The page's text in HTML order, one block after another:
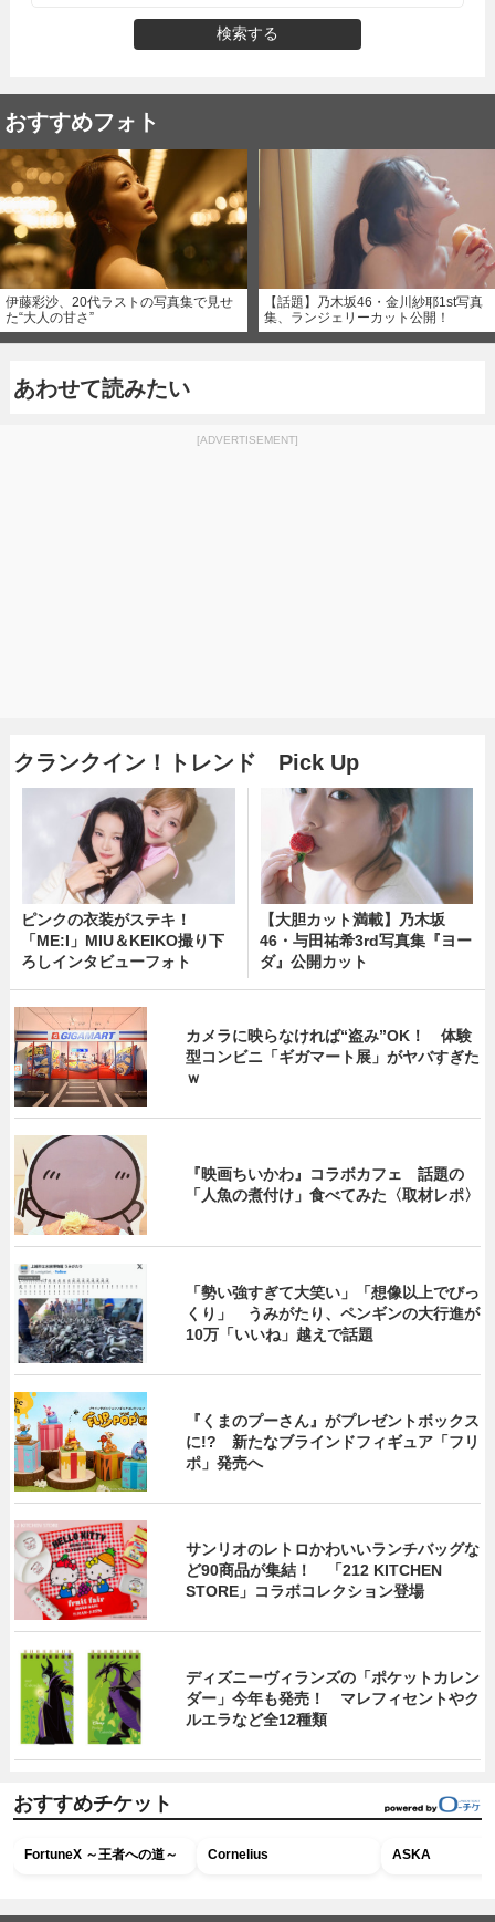
検索する
おすすめフォト
伊藤彩沙、20代ラストの写真集で見せ
た“大人の甘さ”
【話題】乃木坂46・金川紗耶1st写真
集、ランジェリーカット公開！
あわせて読みたい
[ADVERTISEMENT]
クランクイン！トレンド Pick Up
ピンクの衣装がステキ！
「ME:I」MIU＆KEIKO撮り下
ろしインタビューフォト
【大胆カット満載】乃木坂
46・与田祐希3rd写真集『ヨー
ダ』公開カット
カメラに映らなければ“盗み”OK！ 体験
型コンビニ「ギガマート展」がヤバすぎた
ｗ
『映画ちいかわ』コラボカフェ 話題の
「人魚の煮付け」食べてみた〈取材レポ〉
「勢い強すぎて大笑い」「想像以上でびっ
くり」 うみがたり、ペンギンの大行進が
10万「いいね」越えで話題
『くまのプーさん』がプレゼントボックス
に!? 新たなブラインドフィギュア「フリ
ポ」発売へ
サンリオのレトロかわいいランチバッグな
ど90商品が集結！ 「212 KITCHEN
STORE」コラボコレクション登場
ディズニーヴィランズの「ポケットカレン
ダー」今年も発売！ マレフィセントやク
ルエラなど全12種類
おすすめチケット
FortuneX ～王者への道～ Cornelius ASKA